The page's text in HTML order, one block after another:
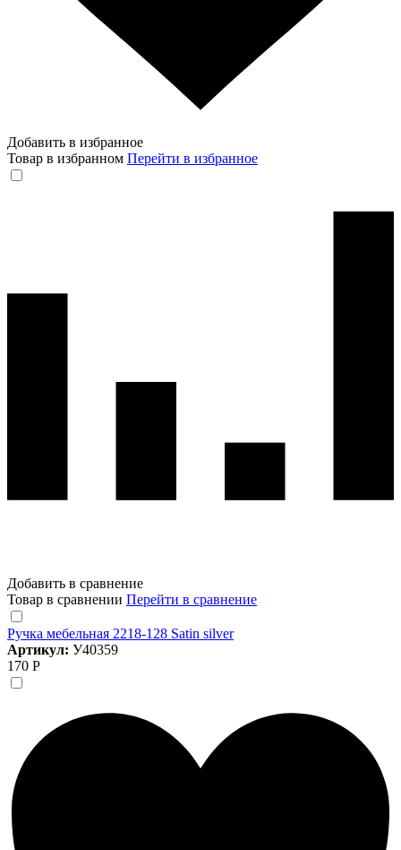
Добавить в избранное
Товар в избранном Перейти в избранное
Добавить в сравнение
Товар в сравнении Перейти в сравнение
Ручка мебельная 2218-128 Satin silver
Артикул: У40359
170 Р